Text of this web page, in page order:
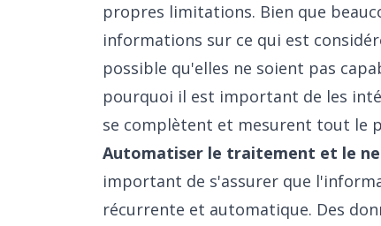
propres limitations. Bien que
informations sur ce qui est
possible qu'elles ne soient pas
pourquoi il est important de les
se complètent et mesurent tout le
Automatiser le traitement et le
important de s'assurer que
récurrente et automatique. Des